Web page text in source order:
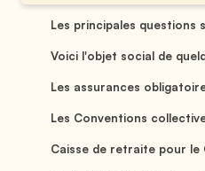
Les principales questions
Voici l'objet social de
Les assurances
Les Conventions
Caisse de retraite pour le